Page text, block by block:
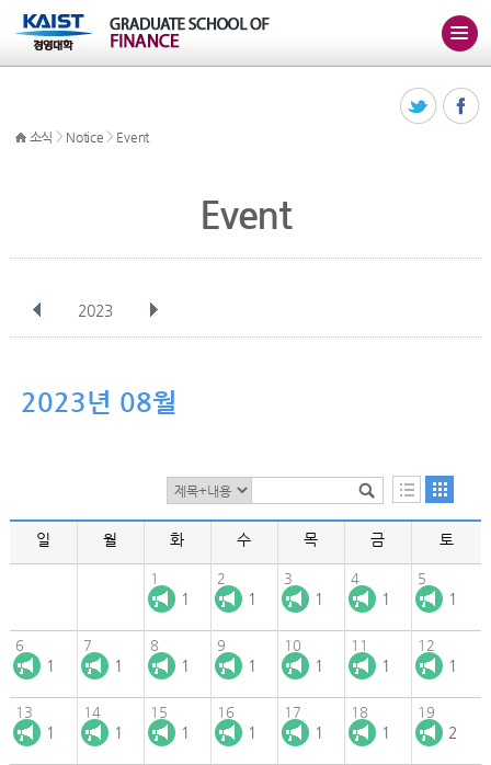
소식 > Notice > Event
Event
2023
12월
2023년 08월
일 월 화 수 목 금 토
1
1
2
1
3
1
4
1
5
1
6
1
7
1
8
1
9
1
10
1
11
1
12
1
13
1
14
1
15
1
16
1
17
1
18
1
19
2